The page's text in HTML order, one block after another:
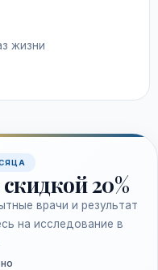
жизни
скидкой 20%
врачи и результат
на исследование в